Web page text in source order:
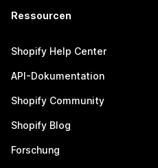
Ressourcen
Shopify Help Center
API-Dokumentation
Shopify Community
Shopify Blog
Forschung